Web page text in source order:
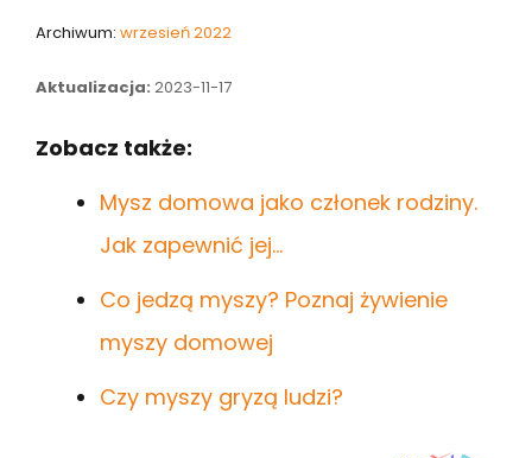
Archiwum: wrzesień 2022
Aktualizacja: 2023-11-17
Zobacz także:
Mysz domowa jako członek rodziny.
Jak zapewnić jej…
Co jedzą myszy? Poznaj żywienie
myszy domowej
Czy myszy gryzą ludzi?